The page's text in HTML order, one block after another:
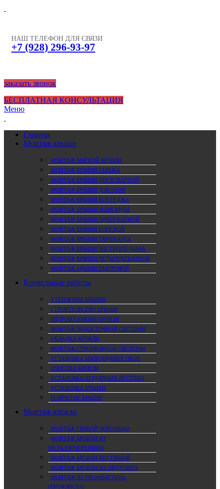
НАШ ТЕЛЕФОН ДЛЯ СВЯЗИ
+7 (928) 296-93-97
заказать звонок
БЕСПЛАТНАЯ КОНСУЛЬТАЦИЯ
Меню
Главная
Монтаж крыши
МОНТАЖ МЯГКОЙ КРОВЛИ
МОНТАЖ КРЫШИ ГАРАЖА
МОНТАЖ КРЫШИ ДВУХСКАТНОЙ
МОНТАЖ КРЫШИ ДЛЯ БАНИ
МОНТАЖ КРЫШИ КОТТЕДЖА
МОНТАЖ КРЫШИ МАНСАРДЫ
МОНТАЖ КРЫШИ ОДНОСКАТНОЙ
МОНТАЖ КРЫШИ ПЛОСКОЙ
МОНТАЖ КРЫШИ ТАУНХАУСА
МОНТАЖ КРЫШИ ЧАСТНОГО ДОМА
МОНТАЖ КРЫШИ ЧЕТЫРЕХСКАТНОЙ
МОНТАЖ КРЫШИ ШАТРОВОЙ
Кровельные работы
УТЕПЛЕНИЕ КРЫШИ
СТРОИТЕЛЬСТВО КРЫШИ
ГИДРОИЗОЛЯЦИЯ КРОВЛИ
МОНТАЖ ВОДОСТОЧНОЙ СИСТЕМЫ
УКЛАДКА КРОВЛИ
МОНТАЖ СТРОПИЛЬНОЙ СИСТЕМЫ
УСТАНОВКА МАНСАРДНЫХ ОКОН
ОЧИСТКА КРОВЛИ
УСТАНОВКА ЧЕРДАЧНЫХ ЛЕСТНИЦ
УСТАНОВКА КРЫШИ
ПОКРЫТИЕ КРЫШИ
Монтаж кровли
МОНТАЖ ГИБКОЙ ЧЕРЕПИЦЫ
МОНТАЖ КРОВЛИ ИЗ
МЕТАЛЛОЧЕРЕПИЦЫ
МОНТАЖ КРОВЛИ БИТУМНОЙ
МОНТАЖ КРОВЛИ ИЗ ОНДУЛИНА
МОНТАЖ ИЗ ПРОФНАСТИЛА
(ПРОФЛИСТА)